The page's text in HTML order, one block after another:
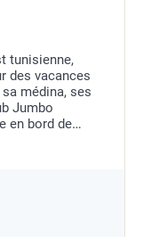
tunisienne,
des vacances
médina, ses
Jumbo
en bord de